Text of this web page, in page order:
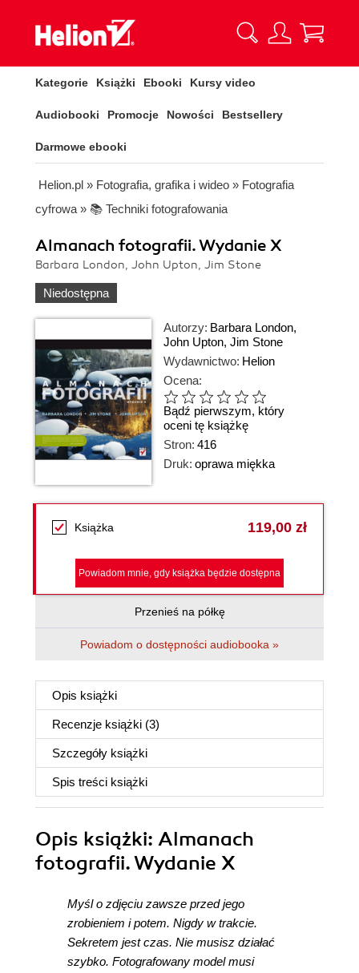
Kategorie Książki Ebooki Kursy video
Audiobooki Promocje Nowości Bestsellery
Darmowe ebooki
Helion.pl » Fotografia, grafika i wideo » Fotografia
cyfrowa » 📚 Techniki fotografowania
Almanach fotografii. Wydanie X
Barbara London, John Upton, Jim Stone
Niedostępna
Autorzy: Barbara London,
John Upton, Jim Stone
Wydawnictwo: Helion
Ocena:
Bądź pierwszym, który
oceni tę książkę
Stron: 416
Druk: oprawa miękka
Książka 119,00 zł
Powiadom mnie, gdy książka będzie dostępna
Przenieś na półkę
Powiadom o dostępności audiobooka »
Opis książki
Recenzje książki (3)
Szczegóły książki
Spis treści książki
Opis książki: Almanach
fotografii. Wydanie X
Myśl o zdjęciu zawsze przed jego
zrobieniem i potem. Nigdy w trakcie.
Sekretem jest czas. Nie musisz działać
szybko. Fotografowany model musi